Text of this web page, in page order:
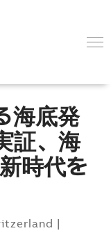
海底発
証、海
時代を
|